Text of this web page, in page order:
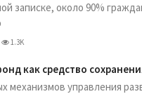
записке, около 90%
1.3K
как средство
механизмов управления